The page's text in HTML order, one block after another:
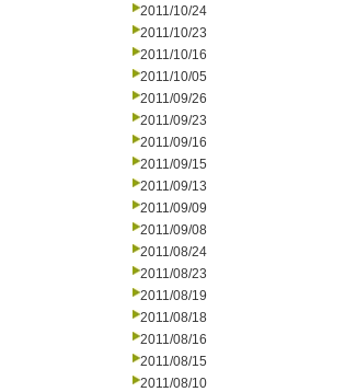
2011/10/24
2011/10/23
2011/10/16
2011/10/05
2011/09/26
2011/09/23
2011/09/16
2011/09/15
2011/09/13
2011/09/09
2011/09/08
2011/08/24
2011/08/23
2011/08/19
2011/08/18
2011/08/16
2011/08/15
2011/08/10